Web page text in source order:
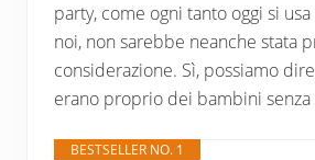
party, come ogni tanto oggi si
noi, non sarebbe neanche stata
considerazione. Sì, possiamo
erano proprio dei bambini senza
BESTSELLER NO. 1